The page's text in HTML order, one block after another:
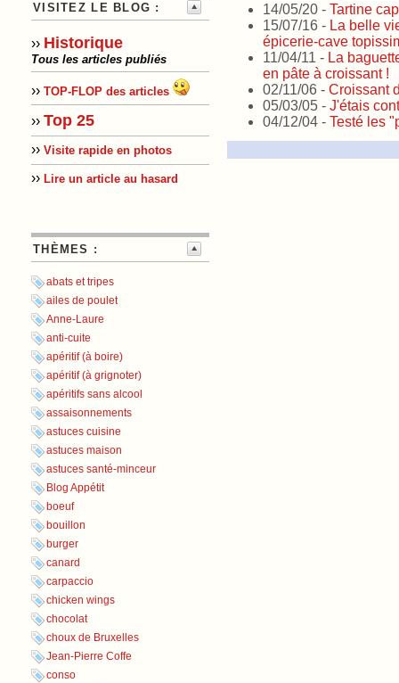
VISITEZ LE BLOG :
›› Historique
Tous les articles publiés
›› TOP-FLOP des articles
›› Top 25
›› Visite rapide en photos
›› Lire un article au hasard
THÈMES :
abats et tripes
ailes de poulet
Anne-Laure
anti-cuite
apéritif (à boire)
apéritif (à grignoter)
apéritifs sans alcool
assaisonnements
astuces cuisine
astuces maison
astuces santé-minceur
Blog Appétit
boeuf
bouillon
burger
canard
carpaccio
chicken wings
chocolat
choux de Bruxelles
Jean-Pierre Coffe
conso
14/05/20 - Tartine
15/07/16 - La belle
épicerie-cave
11/04/11 - La
en pâte à croissant !
02/11/06 - Croissant
05/03/05 - J'étais
04/12/04 - Testé les